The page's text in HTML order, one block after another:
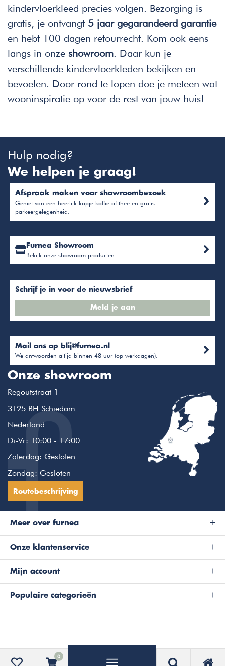
kindervloerkleed precies volgen. Bezorging is
gratis, je ontvangt 5 jaar gegarandeerd garantie
en hebt 100 dagen retourrecht. Kom ook eens
langs in onze showroom. Daar kun je
verschillende kindervloerkleden bekijken en
bevoelen. Door rond te lopen doe je meteen wat
wooninspiratie op voor de rest van jouw huis!
Hulp nodig?
We helpen je graag!
Afspraak maken voor showroombezoek
Geniet van een heerlijk kopje koffie of thee en gratis
parkeergelegenheid.
Furnea Showroom
Bekijk onze showroom producten
Schrijf je in voor de nieuwsbrief
Meld je aan
Mail ons op blij@furnea.nl
We antwoorden altijd binnen 48 uur (op werkdagen).
Onze showroom
Regoutstraat 1
3125 BH Schiedam
Nederland
Di-Vr: 10:00 - 17:00
Zaterdag: Gesloten
Zondag: Gesloten
Routebeschrijving
Meer over furnea
Onze klantenservice
Populaire categorieën
Mijn account
0